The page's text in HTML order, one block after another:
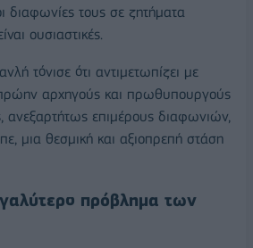
διαφωνίες τους σε ζητήματα
ουσιαστικές.
τόνισε ότι αντιμετωπίζει με
αρχηγούς και πρωθυπουργούς
ανεξαρτήτως επιμέρους διαφωνιών,
μια θεσμική και αξιοπρεπή στάση
πρόβλημα των